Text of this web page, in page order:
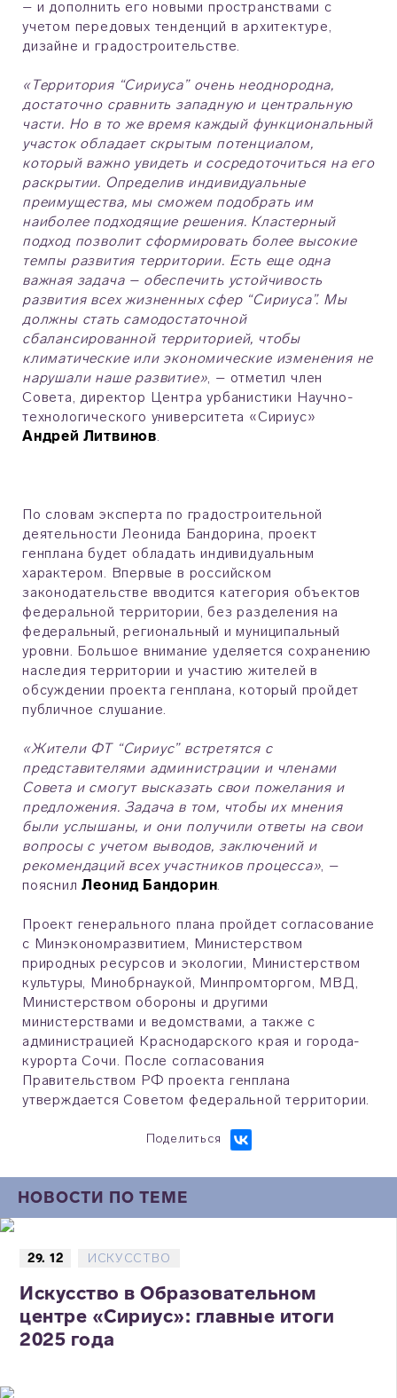
– и дополнить его новыми пространствами с
учетом передовых тенденций в архитектуре,
дизайне и градостроительстве.
«Территория “Сириуса” очень неоднородна,
достаточно сравнить западную и центральную
части. Но в то же время каждый функциональный
участок обладает скрытым потенциалом,
который важно увидеть и сосредоточиться на его
раскрытии. Определив индивидуальные
преимущества, мы сможем подобрать им
наиболее подходящие решения. Кластерный
подход позволит сформировать более высокие
темпы развития территории. Есть еще одна
важная задача – обеспечить устойчивость
развития всех жизненных сфер “Сириуса”. Мы
должны стать самодостаточной
сбалансированной территорией, чтобы
климатические или экономические изменения не
нарушали наше развитие», – отметил член
Совета, директор Центра урбанистики Научно-
технологического университета «Сириус»
Андрей Литвинов.
По словам эксперта по градостроительной
деятельности Леонида Бандорина, проект
генплана будет обладать индивидуальным
характером. Впервые в российском
законодательстве вводится категория объектов
федеральной территории, без разделения на
федеральный, региональный и муниципальный
уровни. Большое внимание уделяется сохранению
наследия территории и участию жителей в
обсуждении проекта генплана, который пройдет
публичное слушание.
«Жители ФТ “Сириус” встретятся с
представителями администрации и членами
Совета и смогут высказать свои пожелания и
предложения. Задача в том, чтобы их мнения
были услышаны, и они получили ответы на свои
вопросы с учетом выводов, заключений и
рекомендаций всех участников процесса», –
пояснилЛеонид Бандорин.
Проект генерального плана пройдет согласование
с Минэкономразвитием, Министерством
природных ресурсов и экологии, Министерством
культуры, Минобрнаукой, Минпромторгом, МВД,
Министерством обороны и другими
министерствами и ведомствами, а также с
администрацией Краснодарского края и города-
курорта Сочи. После согласования
Правительством РФ проекта генплана
утверждается Советом федеральной территории.
Поделиться
НОВОСТИ ПО ТЕМЕ
29. 12 ИСКУССТВО
Искусство в Образовательном
центре «Сириус»: главные итоги
2025 года